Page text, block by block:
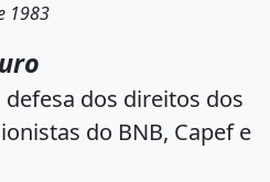
1983
dos direitos dos
do BNB, Capef e